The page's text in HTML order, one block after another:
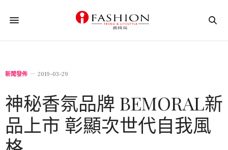
新聞發佈 2019-03-29
神秘香氛品牌 BEMORAL新
品上市 彰顯次世代自我風